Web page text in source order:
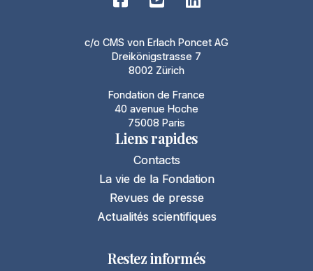
c/o CMS von Erlach Poncet AG
Dreikönigstrasse 7
8002 Zürich
Fondation de France
40 avenue Hoche
75008 Paris
Liens rapides
Contacts
La vie de la Fondation
Revues de presse
Actualités scientifiques
Restez informés